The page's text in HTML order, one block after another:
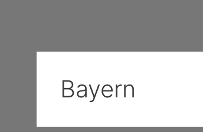
Bayern